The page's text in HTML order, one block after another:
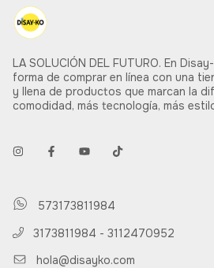
LA SOLUCIÓN DEL FUTURO. En
forma de comprar en línea con una
y llena de productos que marcan la
comodidad, más tecnología, más
573173811984
3173811984 - 3112470952
hola@disayko.com